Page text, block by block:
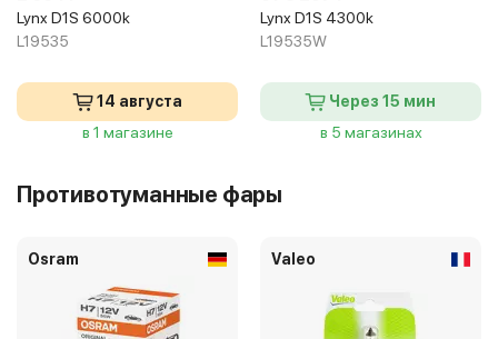
Lynx D1S 6000k
L19535
14 августа
в 1 магазине
Lynx D1S 4300k
L19535W
Через 15 мин
в 5 магазинах
Противотуманные фары
Osram Valeo